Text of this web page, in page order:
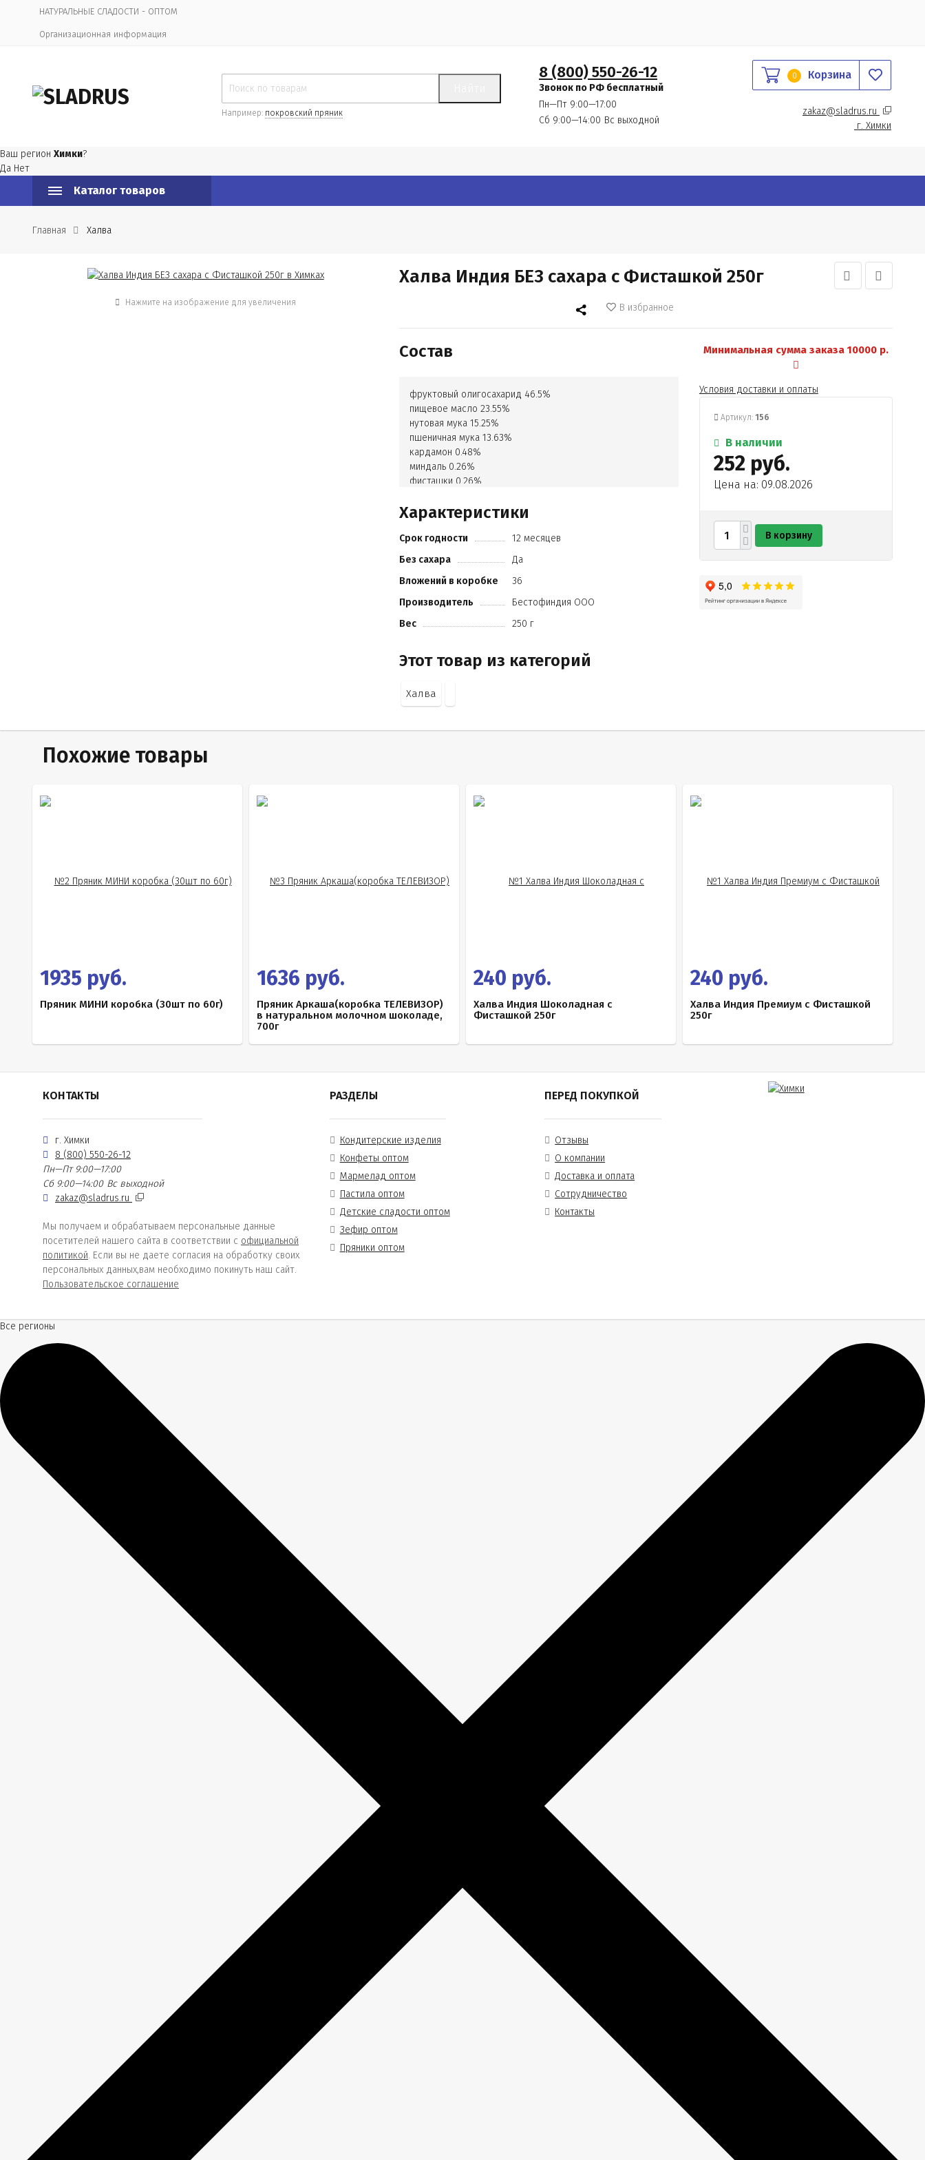
НАТУРАЛЬНЫЕ СЛАДОСТИ - ОПТОМ
Организационная информация
Например: покровский пряник
8 (800) 550-26-12
Звонок по РФ бесплатный
Пн—Пт 9:00—17:00
Сб 9:00—14:00 Вс выходной
0 Корзина
zakaz@sladrus.ru
г. Химки
Ваш регион Химки?
Да Нет
Каталог товаров
Главная Халва
Нажмите на изображение для увеличения
Халва Индия БЕЗ сахара с Фисташкой 250г
В избранное
Состав
фруктовый олигосахарид 46.5%
пищевое масло 23.55%
нутовая мука 15.25%
пшеничная мука 13.63%
кардамон 0.48%
миндаль 0.26%
фисташки 0.26%
Характеристики
Срок годности
12 месяцев
Без сахара
Да
Вложений в коробке
36
Производитель
Бестофиндия ООО
Вес
250 г
Этот товар из категорий
Халва
Минимальная сумма заказа 10000 р.
Условия доставки и оплаты
Артикул: 156
В наличии
252 руб.
Цена на: 09.08.2026
В корзину
Похожие товары
1935 руб.
Пряник МИНИ коробка (30шт по 60г)
1636 руб.
Пряник Аркаша(коробка ТЕЛЕВИЗОР)
в натуральном молочном шоколаде,
700г
240 руб.
Халва Индия Шоколадная с
Фисташкой 250г
240 руб.
Халва Индия Премиум с Фисташкой
250г
КОНТАКТЫ
г. Химки
8 (800) 550-26-12
Пн—Пт 9:00—17:00
Сб 9:00—14:00 Вс выходной
zakaz@sladrus.ru
Мы получаем и обрабатываем персональные данные
посетителей нашего сайта в соответствии с официальной
политикой. Если вы не даете согласия на обработку своих
персональных данных,вам необходимо покинуть наш сайт.
Пользовательское соглашение
РАЗДЕЛЫ
Кондитерские изделия
Конфеты оптом
Мармелад оптом
Пастила оптом
Детские сладости оптом
Зефир оптом
Пряники оптом
ПЕРЕД ПОКУПКОЙ
Отзывы
О компании
Доставка и оплата
Сотрудничество
Контакты
Все регионы